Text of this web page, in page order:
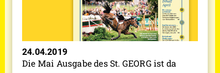
24.04.2019
Die Mai Ausgabe des St. GEORG ist da